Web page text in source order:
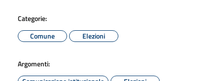
Categorie:
Comune
Elezioni
Argomenti: